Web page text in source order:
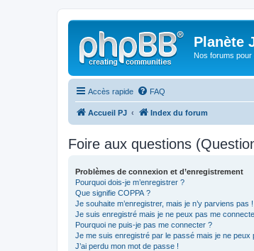
Planète
Nos forums
Accès rapide FAQ
Accueil PJ Index du forum
Foire aux questions
Problèmes de connexion et d’enregistrement
Pourquoi dois-je m’enregistrer ?
Que signifie COPPA ?
Je souhaite m’enregistrer, mais je n’y parviens pas !
Je suis enregistré mais je ne peux pas me
Pourquoi ne puis-je pas me connecter ?
Je me suis enregistré par le passé mais je ne peux
J’ai perdu mon mot de passe !